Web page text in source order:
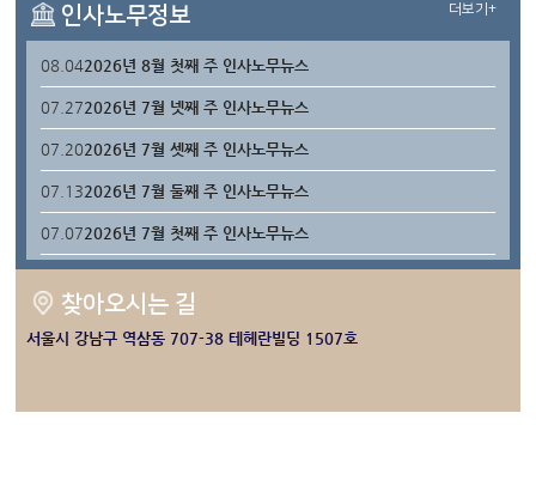
인사노무정보
08.042026년 8월 첫째 주 인사노무뉴스
07.272026년 7월 넷째 주 인사노무뉴스
07.202026년 7월 셋째 주 인사노무뉴스
07.132026년 7월 둘째 주 인사노무뉴스
07.072026년 7월 첫째 주 인사노무뉴스
더보기+
찾아오시는 길
서울시 강남구 역삼동 707-38 테헤란빌딩 1507호